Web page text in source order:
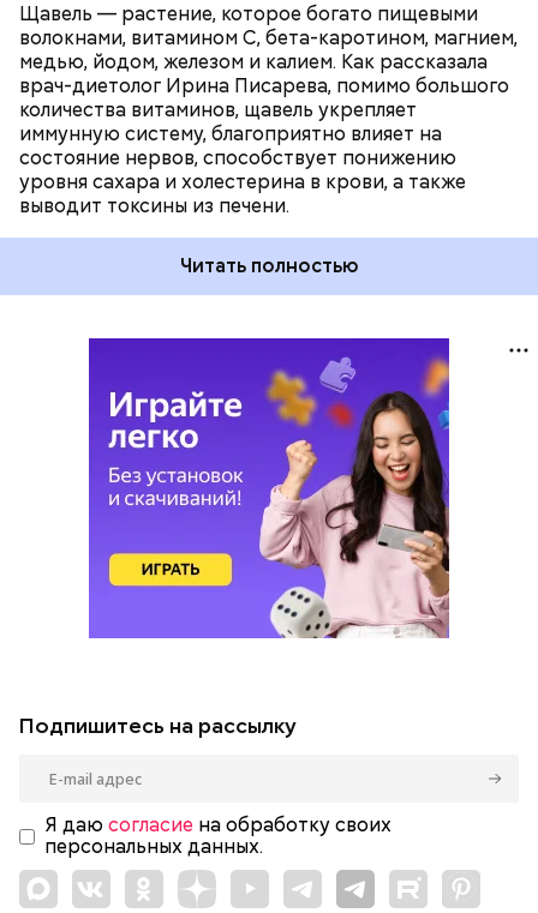
Щавель — растение, которое богато пищевыми
волокнами, витамином С, бета-каротином, магнием,
медью, йодом, железом и калием. Как рассказала
врач-диетолог Ирина Писарева, помимо большого
количества витаминов, щавель укрепляет
иммунную систему, благоприятно влияет на
состояние нервов, способствует понижению
уровня сахара и холестерина в крови, а также
выводит токсины из печени.
Читать полностью
Подпишитесь на рассылку
Я даю согласие на обработку своих
персональных данных.